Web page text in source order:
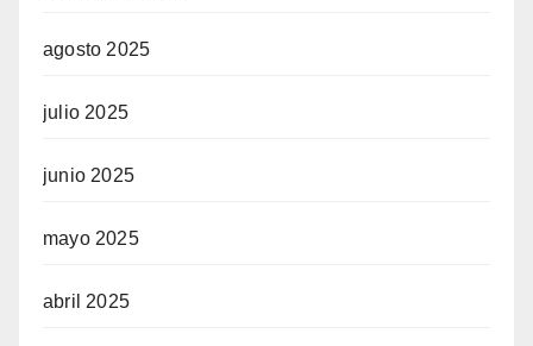
agosto 2025
julio 2025
junio 2025
mayo 2025
abril 2025